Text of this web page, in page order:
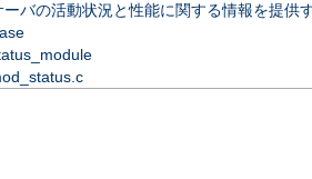
ーバの活動状況と性能に関する情報を提供